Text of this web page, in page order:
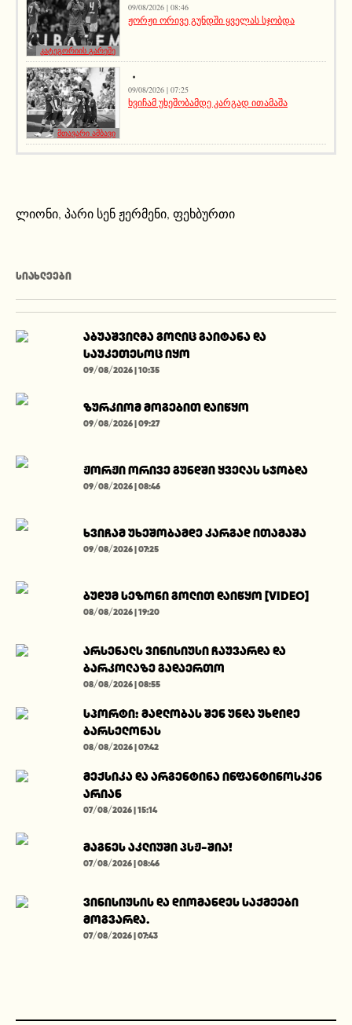
კატეგორიის გარეშე
09/08/2026 | 08:46
ჟორჟი ორივე გუნდში ყველას სჯობდა
მთავარი ამბავი
09/08/2026 | 07:25
ხვიჩამ უხეშობამდე კარგად ითამაშა
ლიონი, პარი სენ ჟერმენი, ფეხბურთი
ᲡᲘᲐᲮᲚᲔᲔᲑᲘ
აბუაშვილმა გოლიც გაიტანა და
საუკეთესოც იყო
09/08/2026 | 10:35
ზურკიომ მოგებით დაიწყო
09/08/2026 | 09:27
ჟორჟი ორივე გუნდში ყველას სჯობდა
09/08/2026 | 08:46
ხვიჩამ უხეშობამდე კარგად ითამაშა
09/08/2026 | 07:25
ბუდუმ სეზონი გოლით დაიწყო [VIDEO]
08/08/2026 | 19:20
არსენალს ვინისიუსი ჩაუვარდა და
ბარკოლაზე გადაერთო
08/08/2026 | 08:55
სპორტი: მადლობას შენ უნდა უხდიდე
ბარსელონას
08/08/2026 | 07:42
მექსიკა და არგენტინა ინფანტინოსკენ
არიან
07/08/2026 | 15:14
მაგნეს აკლიუში პსჟ-შია!
07/08/2026 | 08:46
ვინისიუსის და დიომანდეს საქმეები
მოგვარდა.
07/08/2026 | 07:43